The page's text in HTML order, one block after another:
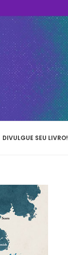
DIVULGUE SEU LIVRO!